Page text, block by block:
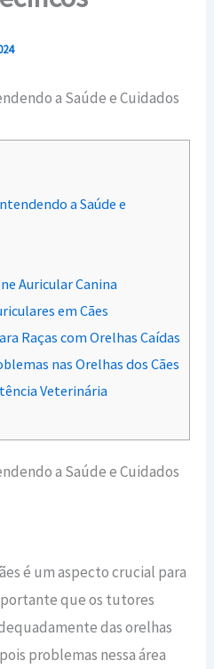
a Saúde e Cuidados
a Saúde e
Auricular Canina
em Cães
Raças com Orelhas Caídas
nas Orelhas dos Cães
Veterinária
a Saúde e Cuidados
é um aspecto crucial para
que os tutores
das orelhas
problemas nessa área